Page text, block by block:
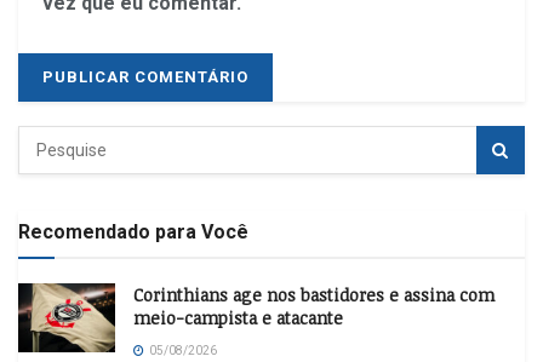
Recomendado para Você
Corinthians age nos bastidores e assina com
meio-campista e atacante
05/08/2026